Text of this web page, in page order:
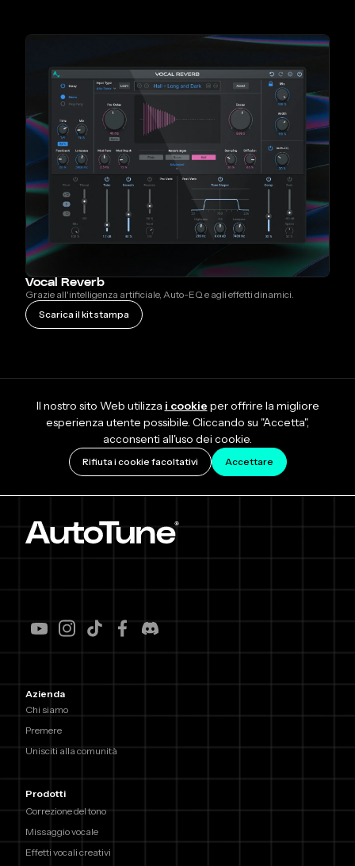
Vocal Reverb
Grazie all'intelligenza artificiale, Auto-EQ e agli effetti dinamici.
Scarica il kit stampa
Il nostro sito Web utilizza i cookie per offrire la migliore
esperienza utente possibile. Cliccando su "Accetta",
acconsenti all'uso dei cookie.
Rifiuta i cookie facoltativi Accettare
Azienda
Chi siamo
Premere
Unisciti alla comunità
Prodotti
Correzione del tono
Missaggio vocale
Effetti vocali creativi